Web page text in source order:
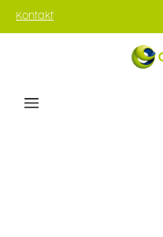
Zum Hauptinhalt springen
Kontakt